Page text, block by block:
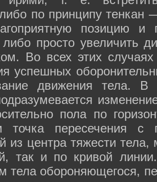
по принципу тенкан
позицию и
просто увеличить
Во всех этих
успешных
движения тела.
пола по
точка пересечения с
из центра тяжести
так и по кривой
тела обороняющегося,